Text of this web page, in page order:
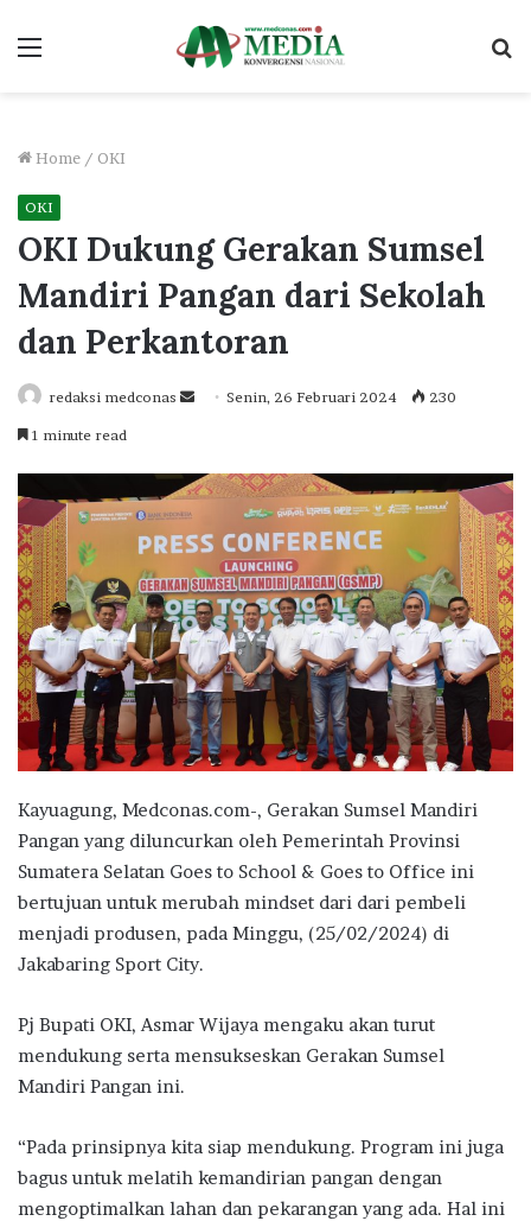
Menu
Home / OKI
OKI
OKI Dukung Gerakan Sumsel
Mandiri Pangan dari Sekolah
dan Perkantoran
redaksi medconas
Send Senin, 26 Februari 2024 230
1 minute read
Kayuagung, Medconas.com-, Gerakan Sumsel Mandiri
Pangan yang diluncurkan oleh Pemerintah Provinsi
Sumatera Selatan Goes to School & Goes to Office ini
bertujuan untuk merubah mindset dari dari pembeli
menjadi produsen, pada Minggu, (25/02/2024) di
Jakabaring Sport City.
Pj Bupati OKI, Asmar Wijaya mengaku akan turut
mendukung serta mensukseskan Gerakan Sumsel
Mandiri Pangan ini.
“Pada prinsipnya kita siap mendukung. Program ini juga
bagus untuk melatih kemandirian pangan dengan
mengoptimalkan lahan dan pekarangan yang ada. Hal ini